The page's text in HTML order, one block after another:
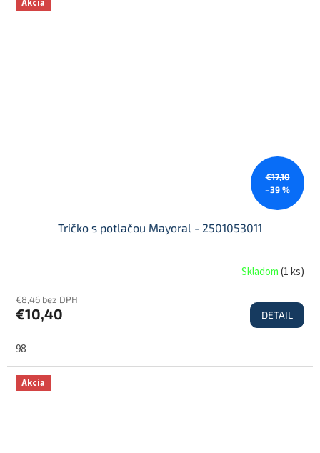
Akcia
€17,10
–39 %
Tričko s potlačou Mayoral - 2501053011
Skladom(1 ks)
€8,46 bez DPH
€10,40 DETAIL
98
Akcia